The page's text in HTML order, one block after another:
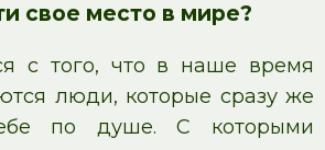
свое место в мире?
с того, что в наше время
люди, которые сразу же
по душе. С которыми